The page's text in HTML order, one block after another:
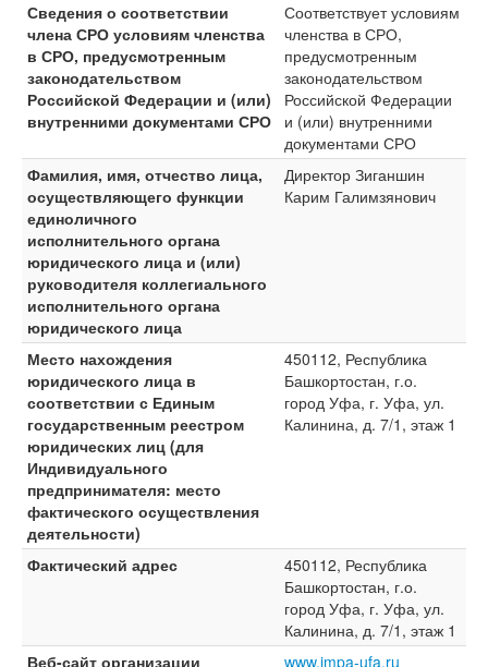
Сведения о соответствии
члена СРО условиям членства
в СРО, предусмотренным
законодательством
Российской Федерации и (или)
внутренними документами СРО
Соответствует условиям
членства в СРО,
предусмотренным
законодательством
Российской Федерации
и (или) внутренними
документами СРО
Фамилия, имя, отчество лица,
осуществляющего функции
единоличного
исполнительного органа
юридического лица и (или)
руководителя коллегиального
исполнительного органа
юридического лица
Директор Зиганшин
Карим Галимзянович
Место нахождения
юридического лица в
соответствии с Единым
государственным реестром
юридических лиц (для
Индивидуального
предпринимателя: место
фактического осуществления
деятельности)
450112, Республика
Башкортостан, г.о.
город Уфа, г. Уфа, ул.
Калинина, д. 7/1, этаж 1
Фактический адрес
450112, Республика
Башкортостан, г.о.
город Уфа, г. Уфа, ул.
Калинина, д. 7/1, этаж 1
Веб-сайт организации
www.impa-ufa.ru